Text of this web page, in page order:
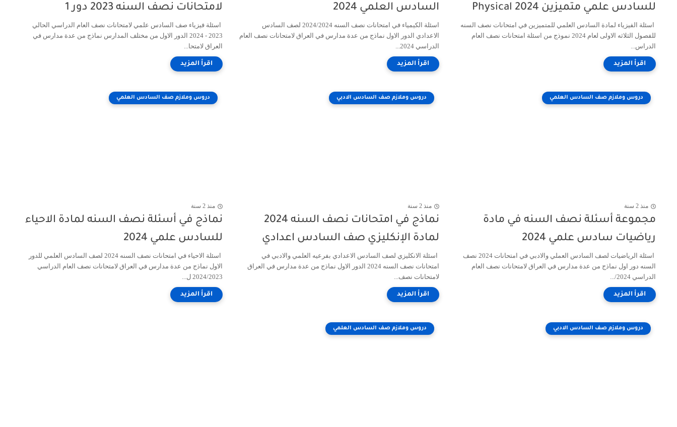
للسادس علمي متميزين 2024 Physical
اسئلة الفيزياء لمادة السادس العلمي للمتميزين في امتحانات نصف السنه
للفصول الثلاثه الاولى لعام 2024 نموذج من اسئلة امتحانات نصف العام
الدراس...
السادس العلمي 2024
اسئلة الكيمياء في امتحانات نصف السنه 2024/2024 لصف السادس
الاعدادي الدور الاول نماذج من عدة مدارس في العراق لامتحانات نصف العام
الدراسي 2024...
لامتحانات نصف السنه 2023 دور 1
اسئلة فيزياء صف السادس علمي لامتحانات نصف العام الدراسي الحالي
2023 - 2024 الدور الاول من مختلف المدارس نماذج من عدة مدارس في
العراق لامتحا...
دروس وملازم صف السادس العلمي
منذ 2 سنة
مجموعة أسئلة نصف السنه في مادة
رياضيات سادس علمي 2024
اسئلة الرياضيات لصف السادس العملي والادبي في امتحانات 2024 نصف
السنه دور اول نماذج من عدة مدارس في العراق لامتحانات نصف العام
الدراسي 2024/...
دروس وملازم صف السادس الادبي
منذ 2 سنة
نماذج في امتحانات نصف السنه 2024
لمادة الإنكليزي صف السادس اعدادي
اسئلة الانكليزي لصف السادس الاعدادي بفرعيه العلمي والادبي في
امتحانات نصف السنه 2024 الدور الاول نماذج من عدة مدارس في العراق
لامتحانات نصف...
دروس وملازم صف السادس العلمي
منذ 2 سنة
نماذج في أسئلة نصف السنه لمادة الاحياء
للسادس علمي 2024
اسئلة الاحياء في امتحانات نصف السنه 2024 لصف السادس العلمي للدور
الاول نماذج من عدة مدارس في العراق لامتحانات نصف العام الدراسي
2024/2023 ل...
دروس وملازم صف السادس الادبي دروس وملازم صف السادس العلمي